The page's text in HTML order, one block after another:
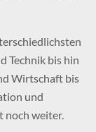
Technik bis hin
Wirtschaft bis
und
noch weiter.